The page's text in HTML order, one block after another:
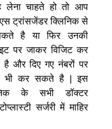
लेना चाहते हो तो आप
ट्रांसजेंडर क्लिनिक से
है या फिर उनकी
पर जाकर विजिट कर
और दिए गए नंबरों पर
भी कर सकते है | इस
के सभी डॉक्टर
सर्जरी में माहिर